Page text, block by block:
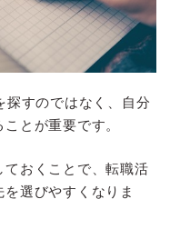
探すのではなく、自分
とが重要です。
おくことで、転職活
選びやすくなりま